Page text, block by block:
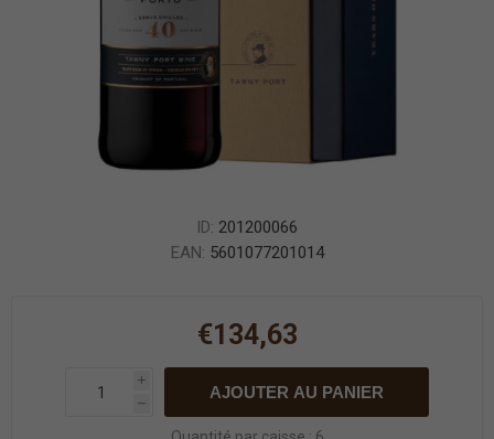
ID: 201200066
EAN: 5601077201014
€134,63
i
h
AJOUTER AU PANIER